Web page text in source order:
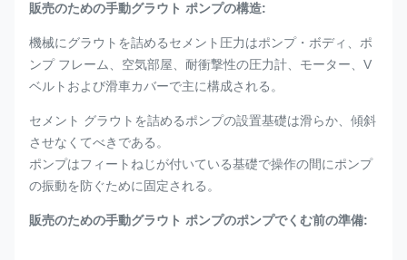
販売のための手動グラウト ポンプの構造:
機械にグラウトを詰めるセメント圧力はポンプ・ボディ、ポ
ンプ フレーム、空気部屋、耐衝撃性の圧力計、モーター、V
ベルトおよび滑車カバーで主に構成される。
セメント グラウトを詰めるポンプの設置基礎は滑らか、傾斜
させなくてべきである。
ポンプはフィートねじが付いている基礎で操作の間にポンプ
の振動を防ぐために固定される。
販売のための手動グラウト ポンプのポンプでくむ前の準備: